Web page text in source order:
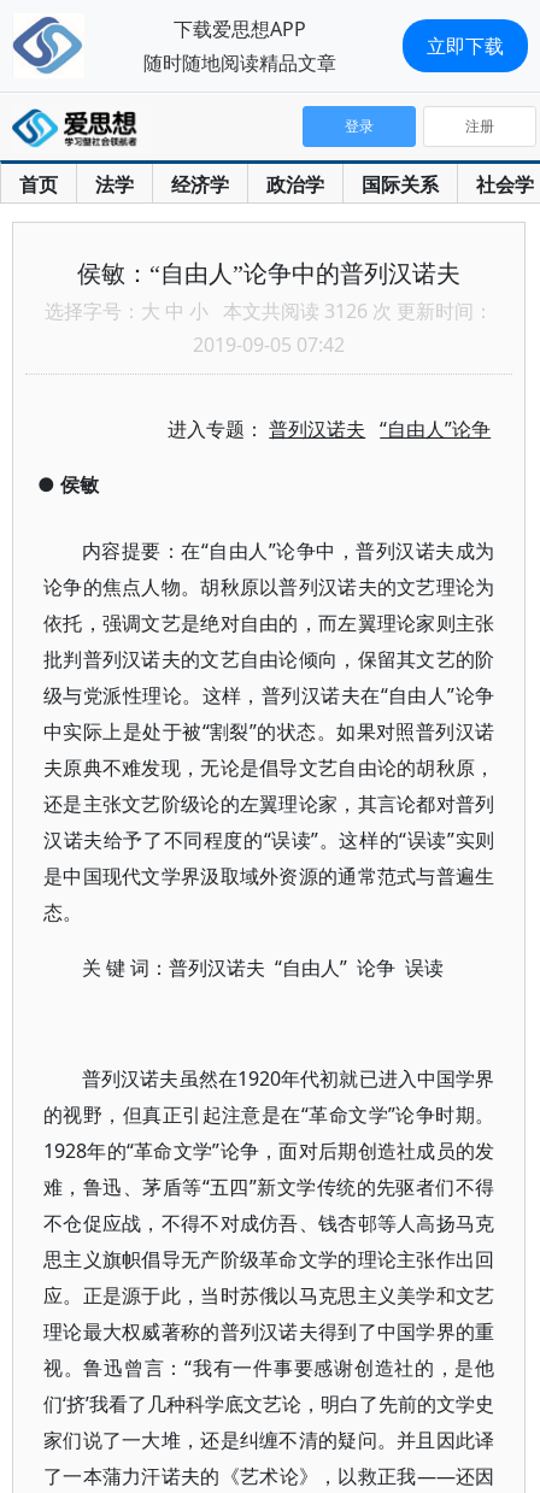
首页 法学 经济学 政治学 国际关系 社会学
登录 注册
侯敏：“自由人”论争中的普列汉诺夫
选择字号： 大 中 小 本文共阅读 3126 次 更新时间：
2019-09-05 07:42
进入专题：普列汉诺夫 “自由人”论争
● 侯敏
内容提要：在“自由人”论争中，普列汉诺夫成为
论争的焦点人物。胡秋原以普列汉诺夫的文艺理论为
依托，强调文艺是绝对自由的，而左翼理论家则主张
批判普列汉诺夫的文艺自由论倾向，保留其文艺的阶
级与党派性理论。这样，普列汉诺夫在“自由人”论争
中实际上是处于被“割裂”的状态。如果对照普列汉诺
夫原典不难发现，无论是倡导文艺自由论的胡秋原，
还是主张文艺阶级论的左翼理论家，其言论都对普列
汉诺夫给予了不同程度的“误读”。这样的“误读”实则
是中国现代文学界汲取域外资源的通常范式与普遍生
态。
关 键 词：普列汉诺夫 “自由人” 论争 误读
普列汉诺夫虽然在1920年代初就已进入中国学界
的视野，但真正引起注意是在“革命文学”论争时期。
1928年的“革命文学”论争，面对后期创造社成员的发
难，鲁迅、茅盾等“五四”新文学传统的先驱者们不得
不仓促应战，不得不对成仿吾、钱杏邨等人高扬马克
思主义旗帜倡导无产阶级革命文学的理论主张作出回
应。正是源于此，当时苏俄以马克思主义美学和文艺
理论最大权威著称的普列汉诺夫得到了中国学界的重
视。鲁迅曾言：“我有一件事要感谢创造社的，是他
们‘挤’我看了几种科学底文艺论，明白了先前的文学史
家们说了一大堆，还是纠缠不清的疑问。并且因此译
了一本蒲力汗诺夫的《艺术论》，以救正我——还因
下载爱思想APP
随时随地阅读精品文章
立即下载